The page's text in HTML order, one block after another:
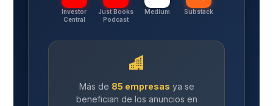
Investor
Central
Just Books
Podcast
Medium Substack
Más de 85 empresas ya se
benefician de los anuncios en